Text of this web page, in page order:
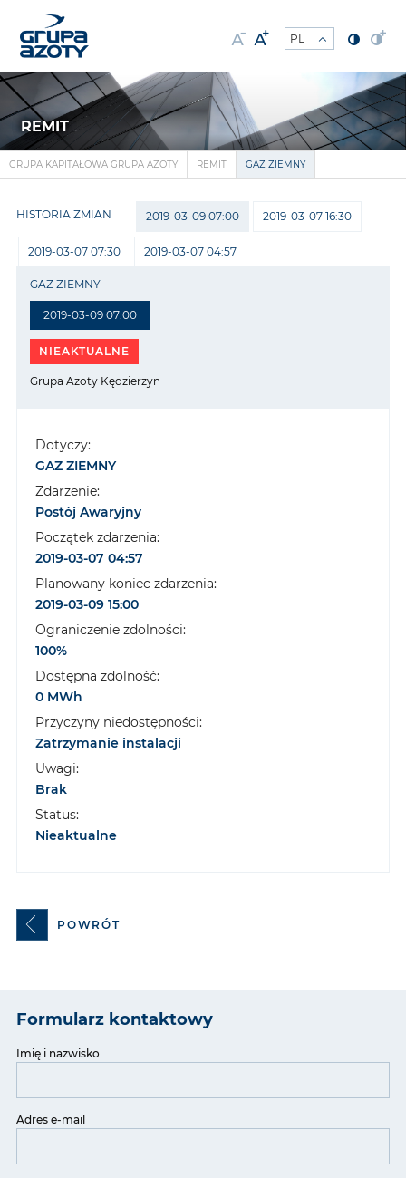
REMIT
GRUPA KAPITAŁOWA GRUPA AZOTY REMIT GAZ ZIEMNY
HISTORIA ZMIAN 2019-03-09 07:00 2019-03-07 16:30
2019-03-07 07:30 2019-03-07 04:57
2019-03-09 07:00
GAZ ZIEMNY
NIEAKTUALNE
Grupa Azoty Kędzierzyn
Dotyczy:
GAZ ZIEMNY
Zdarzenie:
Postój Awaryjny
Początek zdarzenia:
2019-03-07 04:57
Planowany koniec zdarzenia:
2019-03-09 15:00
Ograniczenie zdolności:
100%
Dostępna zdolność:
0 MWh
Przyczyny niedostępności:
Zatrzymanie instalacji
Uwagi:
Brak
Status:
Nieaktualne
POWRÓT
Formularz kontaktowy
Imię i nazwisko
Adres e-mail